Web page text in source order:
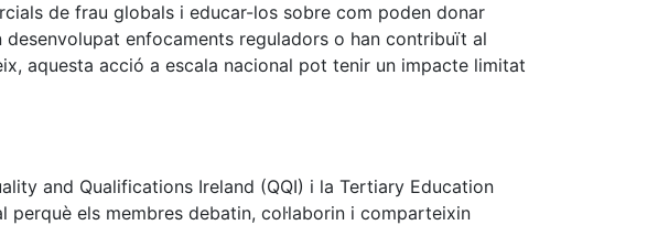
de frau globals i educar-los sobre com poden donar
enfocaments reguladors o han contribuït al
aquesta acció a escala nacional pot tenir un impacte limitat
and Qualifications Ireland (QQI) i la Tertiary Education
els membres debatin, col·laborin i comparteixin